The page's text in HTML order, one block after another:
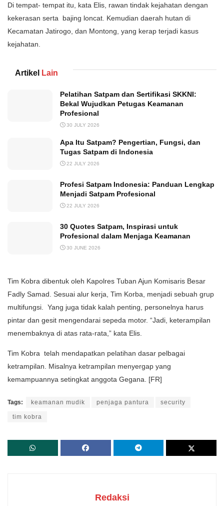
Di tempat- tempat itu, kata Elis, rawan tindak kejahatan dengan
kekerasan serta bajing loncat. Kemudian daerah hutan di
Kecamatan Jatirogo, dan Montong, yang kerap terjadi kasus
kejahatan.
Artikel Lain
Pelatihan Satpam dan Sertifikasi SKKNI:
Bekal Wujudkan Petugas Keamanan
Profesional
30 JULY 2026
Apa Itu Satpam? Pengertian, Fungsi, dan
Tugas Satpam di Indonesia
22 JULY 2026
Profesi Satpam Indonesia: Panduan Lengkap
Menjadi Satpam Profesional
22 JULY 2026
30 Quotes Satpam, Inspirasi untuk
Profesional dalam Menjaga Keamanan
30 JUNE 2026
Tim Kobra dibentuk oleh Kapolres Tuban Ajun Komisaris Besar
Fadly Samad. Sesuai alur kerja, Tim Korba, menjadi sebuah grup
multifungsi. Yang juga tidak kalah penting, personelnya harus
pintar dan gesit mengendarai sepeda motor. “Jadi, keterampilan
menembaknya di atas rata-rata,” kata Elis.
Tim Kobra telah mendapatkan pelatihan dasar pelbagai
ketrampilan. Misalnya ketrampilan menyergap yang
kemampuannya setingkat anggota Gegana. [FR]
Tags: keamanan mudik penjaga pantura security
tim kobra
Redaksi